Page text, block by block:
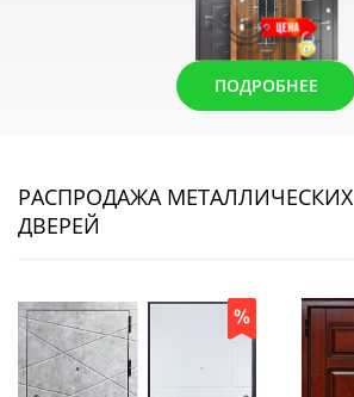
ПОДРОБНЕЕ
РАСПРОДАЖА МЕТАЛЛИЧЕСКИХ
ДВЕРЕЙ